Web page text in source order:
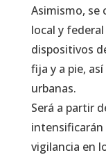
Asimismo, se
local y
dispositivos
fija y a pie,
urbanas.
Será a partir
intensificarán
vigilancia en